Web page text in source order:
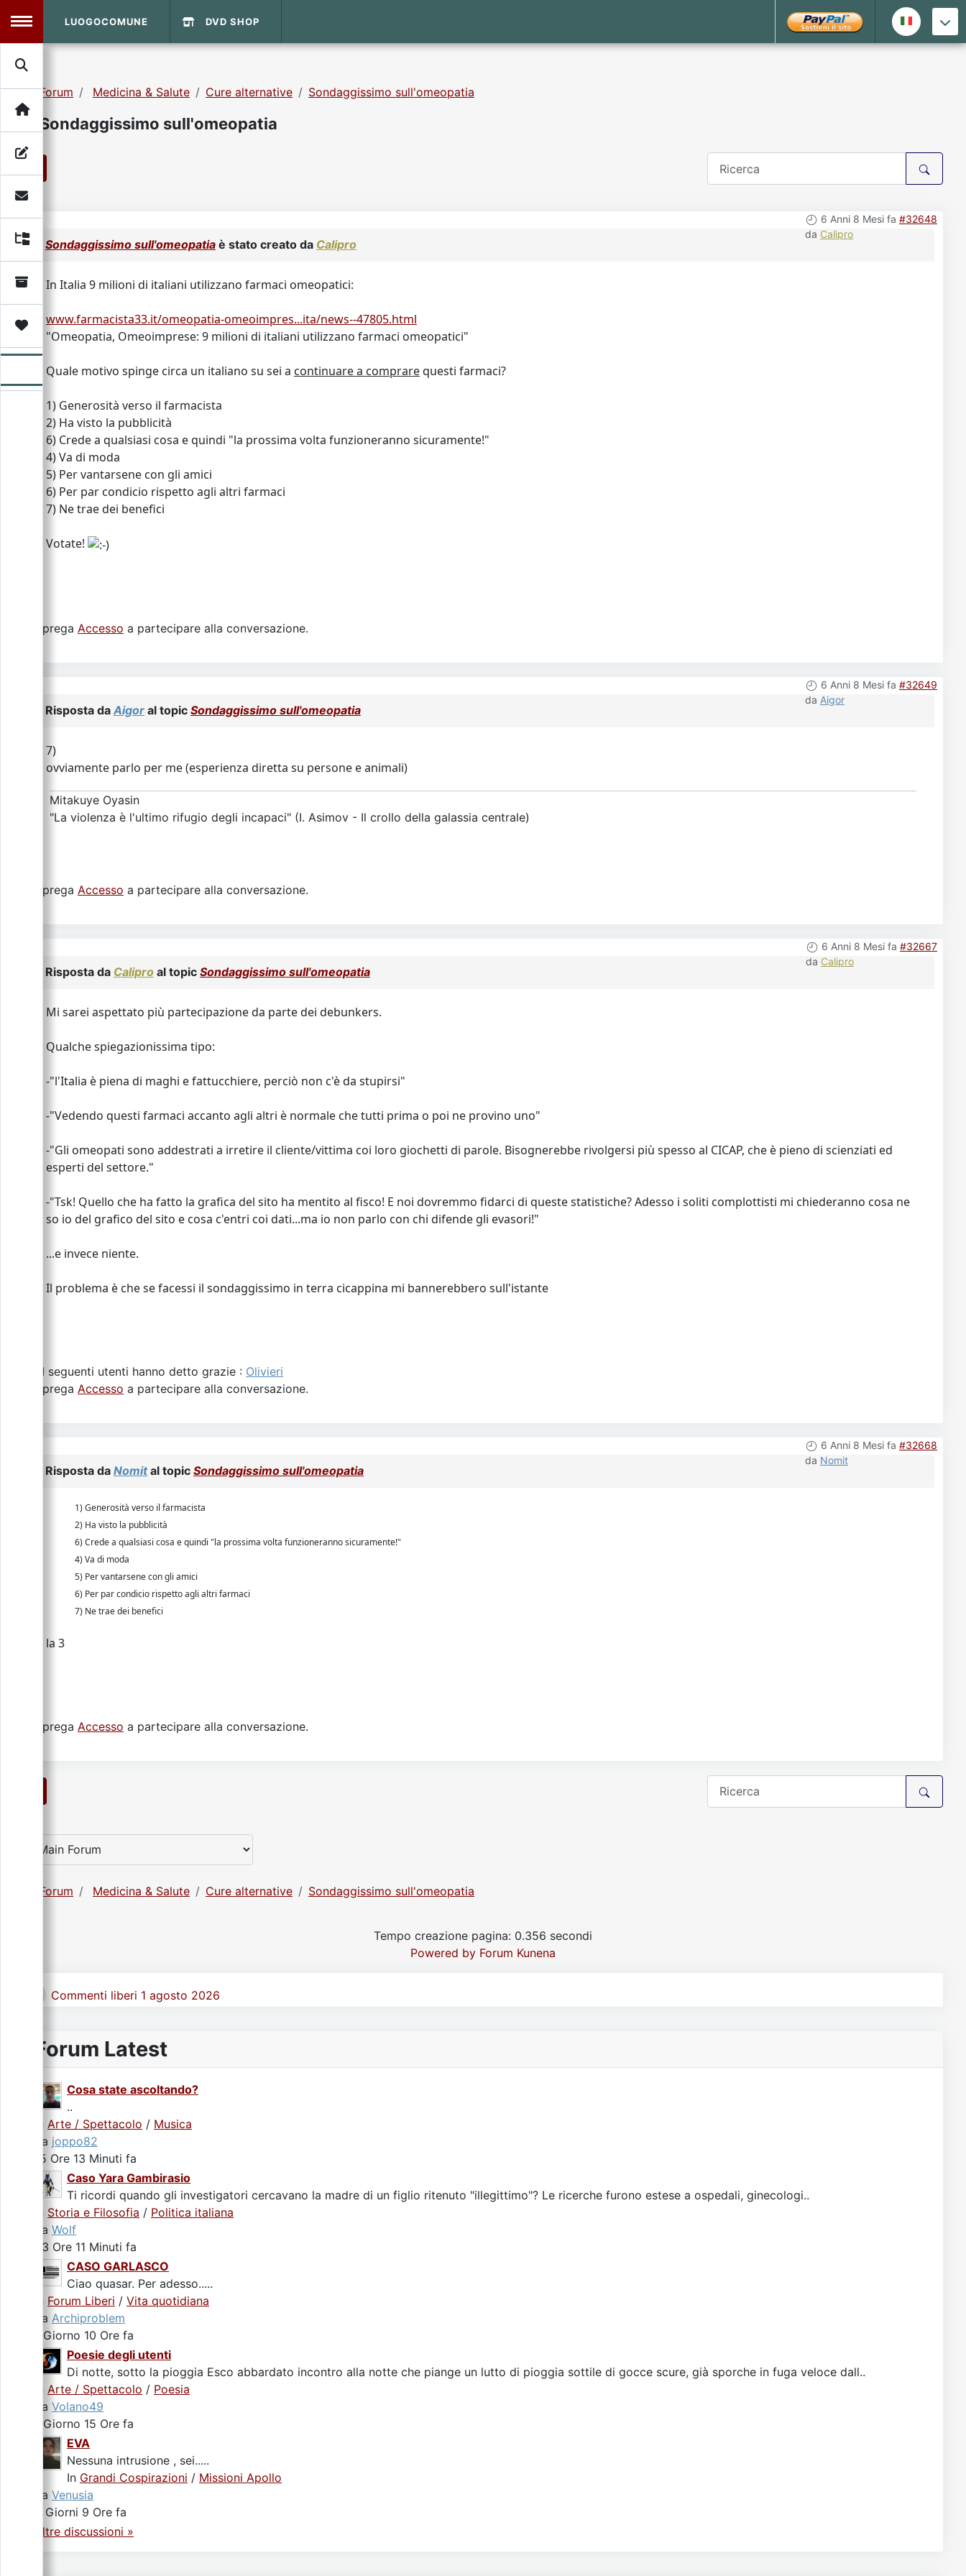
MENU
Search
DVD Shop
Info Sito
Login
Vecchio Sito
Archivio
Video
Forum
Donazione
LUOGOCOMUNE DVD SHOP
Forum Medicina & Salute Cure alternative Sondaggissimo sull'omeopatia
Sondaggissimo sull'omeopatia
6 Anni 8 Mesi fa #32648
da Calipro
Sondaggissimo sull'omeopatia è stato creato da Calipro
In Italia 9 milioni di italiani utilizzano farmaci omeopatici:
www.farmacista33.it/omeopatia-omeoimpres...ita/news--47805.html
"Omeopatia, Omeoimprese: 9 milioni di italiani utilizzano farmaci omeopatici"
Quale motivo spinge circa un italiano su sei a continuare a comprarequesti farmaci?
1) Generosità verso il farmacista
2) Ha visto la pubblicità
6) Crede a qualsiasi cosa e quindi "la prossima volta funzioneranno sicuramente!"
4) Va di moda
5) Per vantarsene con gli amici
6) Per par condicio rispetto agli altri farmaci
7) Ne trae dei benefici
Votate!
Si prega Accesso a partecipare alla conversazione.
6 Anni 8 Mesi fa #32649
da Aigor
Risposta da Aigor al topic Sondaggissimo sull'omeopatia
7)
ovviamente parlo per me (esperienza diretta su persone e animali)
Mitakuye Oyasin
"La violenza è l'ultimo rifugio degli incapaci" (I. Asimov - Il crollo della galassia centrale)
Si prega Accesso a partecipare alla conversazione.
6 Anni 8 Mesi fa #32667
da Calipro
Risposta da Calipro al topic Sondaggissimo sull'omeopatia
Mi sarei aspettato più partecipazione da parte dei debunkers.
Qualche spiegazionissima tipo:
-"l'Italia è piena di maghi e fattucchiere, perciò non c'è da stupirsi"
-"Vedendo questi farmaci accanto agli altri è normale che tutti prima o poi ne provino uno"
-"Gli omeopati sono addestrati a irretire il cliente/vittima coi loro giochetti di parole. Bisognerebbe rivolgersi più spesso al CICAP, che è pieno di scienziati ed
esperti del settore."
-"Tsk! Quello che ha fatto la grafica del sito ha mentito al fisco! E noi dovremmo fidarci di queste statistiche? Adesso i soliti complottisti mi chiederanno cosa ne
so io del grafico del sito e cosa c'entri coi dati...ma io non parlo con chi difende gli evasori!"
...e invece niente.
Il problema è che se facessi il sondaggissimo in terra cicappina mi bannerebbero sull'istante
I seguenti utenti hanno detto grazie : Olivieri
Si prega Accesso a partecipare alla conversazione.
6 Anni 8 Mesi fa #32668
da Nomit
Risposta da Nomital topic Sondaggissimo sull'omeopatia
1) Generosità verso il farmacista
2) Ha visto la pubblicità
6) Crede a qualsiasi cosa e quindi "la prossima volta funzioneranno sicuramente!"
4) Va di moda
5) Per vantarsene con gli amici
6) Per par condicio rispetto agli altri farmaci
7) Ne trae dei benefici
la 3
Si prega Accesso a partecipare alla conversazione.
Forum Medicina & Salute Cure alternative Sondaggissimo sull'omeopatia
Tempo creazione pagina: 0.356 secondi
Powered by Forum Kunena
Commenti liberi 1 agosto 2026
Forum Latest
Cosa state ascoltando?
..
Arte / Spettacolo / Musica
da joppo82
15 Ore 13 Minuti fa
Caso Yara Gambirasio
Ti ricordi quando gli investigatori cercavano la madre di un figlio ritenuto "illegittimo"? Le ricerche furono estese a ospedali, ginecologi..
Storia e Filosofia / Politica italiana
da Wolf
23 Ore 11 Minuti fa
CASO GARLASCO
Ciao quasar. Per adesso.....
Forum Liberi / Vita quotidiana
da Archiproblem
1 Giorno 10 Ore fa
Poesie degli utenti
Di notte, sotto la pioggia Esco abbardato incontro alla notte che piange un lutto di pioggia sottile di gocce scure, già sporche in fuga veloce dall..
Arte / Spettacolo / Poesia
da Volano49
1 Giorno 15 Ore fa
EVA
Nessuna intrusione , sei.....
In Grandi Cospirazioni / Missioni Apollo
da Venusia
3 Giorni 9 Ore fa
Altre discussioni »